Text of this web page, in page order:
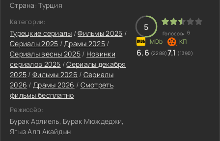
Страна: Турция
Категории:
Турецкие сериалы /Фильмы 2025 /
Сериалы 2025 /Драмы 2025 /
Сериалы весны 2025 / Новинки
сериалов 2025 /Сериалы декабря
2025 / Фильмы 2026 / Сериалы
2026 / Драмы 2026 / Смотреть
фильмы бесплатно
Режиссёр:
Бурак Арлиель, Бурак Мюждеджи,
Ягыз Алп Акайдын
5
Голосов: 6
6.6 (2288)7.1 (1390)